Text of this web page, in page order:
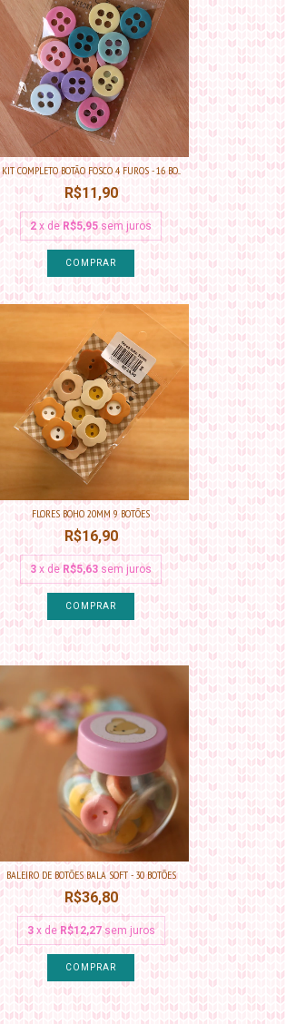
KIT COMPLETO BOTÃO FOSCO 4 FUROS - 16 BO...
R$11,90
2 x de R$5,95 sem juros
FLORES BOHO 20MM 9 BOTÕES
R$16,90
3 x deR$5,63 sem juros
BALEIRO DE BOTÕES BALA SOFT - 30 BOTÕES
R$36,80
3 x deR$12,27 sem juros